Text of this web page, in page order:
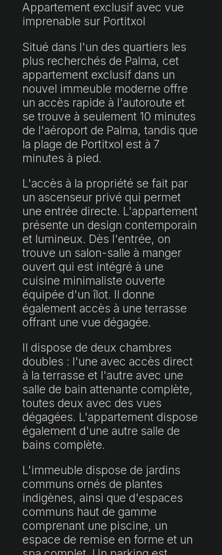
Appartement exclusif avec vue
imprenable sur Portitxol
Situé dans l'un des quartiers les
plus recherchés de Palma, cet
appartement exclusif dans un
nouvel immeuble moderne offre
un accès rapide à l'autoroute et
se trouve à seulement 10 minutes
de l'aéroport de Palma, tandis que
la plage de Portitxol est à 7
minutes à pied.
L'accès à la propriété se fait par
un ascenseur privé qui permet
une entrée directe. L'appartement
présente un design contemporain
et lumineux. Dès l'entrée, on
trouve un salon-salle à manger
ouvert qui est intégré à une
cuisine minimaliste ouverte
équipée d'un îlot. Il donne
également accès à une terrasse
offrant une vue dégagée.
Il dispose de deux chambres
doubles : l'une avec accès direct
à la terrasse et l'autre avec une
salle de bain attenante complète,
toutes deux avec des vues
dégagées. L'appartement dispose
également d'une autre salle de
bains complète.
L'immeuble dispose de jardins
communs ornés de plantes
indigènes, ainsi que d'espaces
communs haut de gamme
comprenant une piscine, un
espace de remise en forme et un